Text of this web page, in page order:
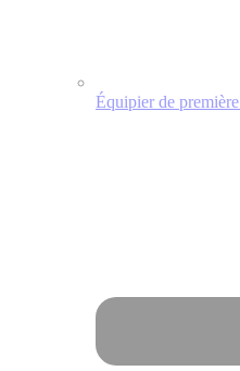
Équipier de